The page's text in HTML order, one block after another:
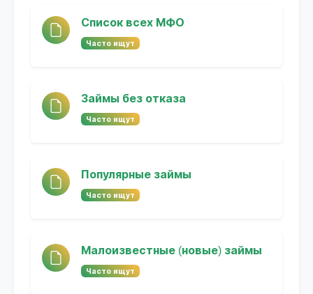
Список всех МФО
Часто ищут
Займы без отказа
Часто ищут
Популярные займы
Часто ищут
Малоизвестные (новые) займы
Часто ищут